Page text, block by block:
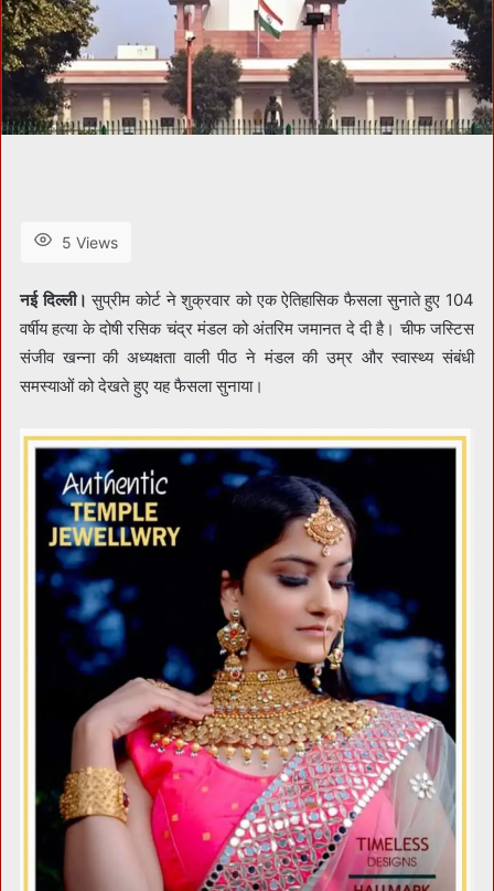
5 Views
नई दिल्ली। सुप्रीम कोर्ट ने शुक्रवार को एक ऐतिहासिक फैसला सुनाते हुए 104
वर्षीय हत्या के दोषी रसिक चंद्र मंडल को अंतरिम जमानत दे दी है। चीफ जस्टिस
संजीव खन्ना की अध्यक्षता वाली पीठ ने मंडल की उम्र और स्वास्थ्य संबंधी
समस्याओं को देखते हुए यह फैसला सुनाया।